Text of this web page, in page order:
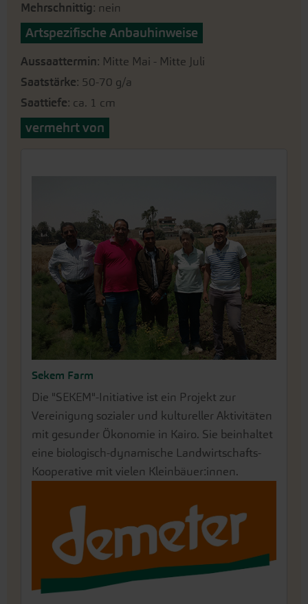
Mehrschnittig: nein
Artspezifische Anbauhinweise
Aussaattermin: Mitte Mai - Mitte Juli
Saatstärke: 50-70 g/a
Saattiefe: ca. 1 cm
vermehrt von
Sekem Farm
Die "SEKEM"-Initiative ist ein Projekt zur
Vereinigung sozialer und kultureller Aktivitäten
mit gesunder Ökonomie in Kairo. Sie beinhaltet
eine biologisch-dynamische Landwirtschafts-
Kooperative mit vielen Kleinbäuer:innen.